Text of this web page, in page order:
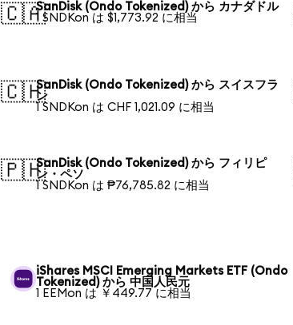
🇨🇦SanDisk (Ondo Tokenized) から カナダドル
1 SNDKon は $1,773.92 に相当
🇨🇭SanDisk (Ondo Tokenized) から スイスフラ
ン
1 SNDKon は CHF 1,021.09 に相当
🇵🇭SanDisk (Ondo Tokenized) から フィリピ
ン・ペソ
1 SNDKon は ₱76,785.82 に相当
iShares MSCI Emerging Markets ETF (Ondo
Tokenized) から 中国人民元
1 EEMon は ￥449.77 に相当